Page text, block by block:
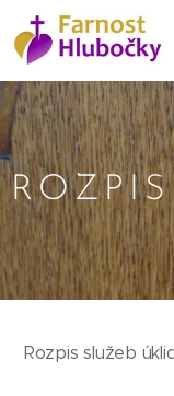
Rozpis služeb